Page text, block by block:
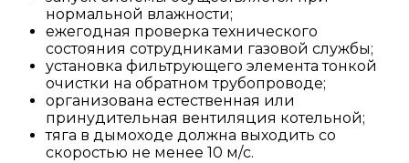
нормальной влажности;
ежегодная проверка технического
состояния сотрудниками газовой службы;
установка фильтрующего элемента тонкой
очистки на обратном трубопроводе;
организована естественная или
принудительная вентиляция котельной;
тяга в дымоходе должна выходить со
скоростью не менее 10 м/с.